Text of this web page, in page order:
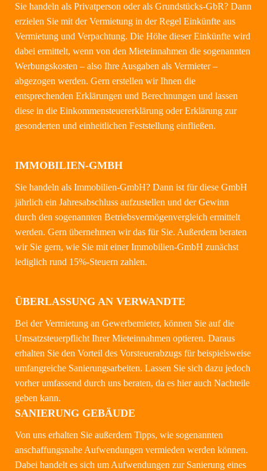
Sie handeln als Privatperson oder als Grundstücks-GbR? Dann
erzielen Sie mit der Vermietung in der Regel Einkünfte aus
Vermietung und Verpachtung. Die Höhe dieser Einkünfte wird
dabei ermittelt, wenn von den Mieteinnahmen die sogenannten
Werbungskosten – also Ihre Ausgaben als Vermieter –
abgezogen werden. Gern erstellen wir Ihnen die
entsprechenden Erklärungen und Berechnungen und lassen
diese in die Einkommensteuererklärung oder Erklärung zur
gesonderten und einheitlichen Feststellung einfließen.
IMMOBILIEN-GMBH
Sie handeln als Immobilien-GmbH? Dann ist für diese GmbH
jährlich ein Jahresabschluss aufzustellen und der Gewinn
durch den sogenannten Betriebsvermögenvergleich ermittelt
werden. Gern übernehmen wir das für Sie. Außerdem beraten
wir Sie gern, wie Sie mit einer Immobilien-GmbH zunächst
lediglich rund 15%-Steuern zahlen.
ÜBERLASSUNG AN VERWANDTE
Bei der Vermietung an Gewerbemieter, können Sie auf die
Umsatzsteuerpflicht Ihrer Mieteinnahmen optieren. Daraus
erhalten Sie den Vorteil des Vorsteuerabzugs für beispielsweise
umfangreiche Sanierungsarbeiten. Lassen Sie sich dazu jedoch
vorher umfassend durch uns beraten, da es hier auch Nachteile
geben kann.
SANIERUNG GEBÄUDE
Von uns erhalten Sie außerdem Tipps, wie sogenannten
anschaffungsnahe Aufwendungen vermieden werden können.
Dabei handelt es sich um Aufwendungen zur Sanierung eines